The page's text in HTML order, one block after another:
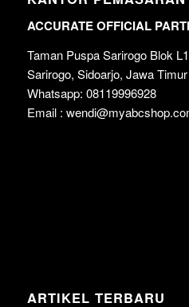
ACCURATE OFFICIAL
Taman Puspa Sarirogo Blok
Sarirogo, Sidoarjo, Jawa Timur
Whatsapp: 08119996928
Email :
ARTIKEL TERBARU